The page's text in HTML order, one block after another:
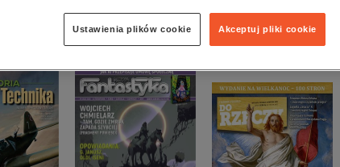
zdrowie
religie
Akceptuj pliki cookie
Ustawienia plików cookie